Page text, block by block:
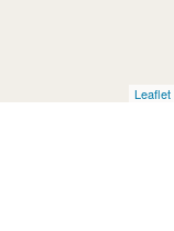
Leaflet